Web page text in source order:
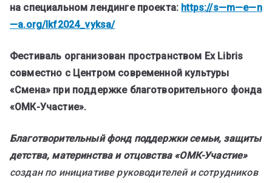
на специальном лендинге проекта: https://s—m—e—n
—a.org/lkf2024_vyksa/
Фестиваль организован пространством Ex Libris
совместно с Центром современной культуры
«Смена» при поддержке благотворительного фонда
«ОМК-Участие».
Благотворительный фонд поддержки семьи, защиты
детства, материнства и отцовства «ОМК-Участие»
создан по инициативе руководителей и сотрудников